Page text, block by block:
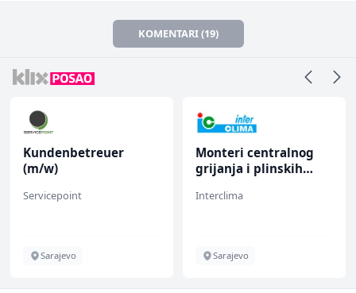
KOMENTARI (19)
Kundenbetreuer
(m/w)
Servicepoint
Sarajevo
Monteri centralnog
grijanja i plinskih
Interclima
Sarajevo